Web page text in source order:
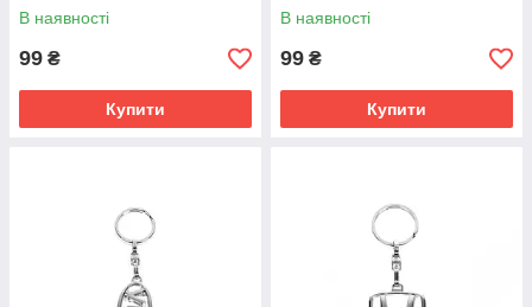
В наявності
99 ₴
Купити
В наявності
99 ₴
Купити